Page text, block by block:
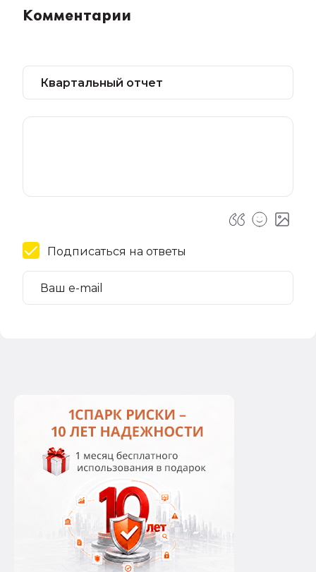
Комментарии
Подписаться на ответы